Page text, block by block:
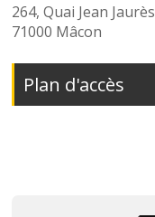
264, Quai Jean Jaurès
71000 Mâcon
Plan d'accès